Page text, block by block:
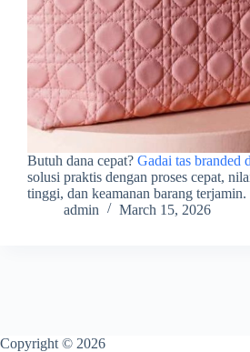
Butuh dana cepat? Gadai tas branded
solusi praktis dengan proses cepat,
tinggi, dan keamanan barang terjamin.
admin
March 15, 2026
Copyright © 2026